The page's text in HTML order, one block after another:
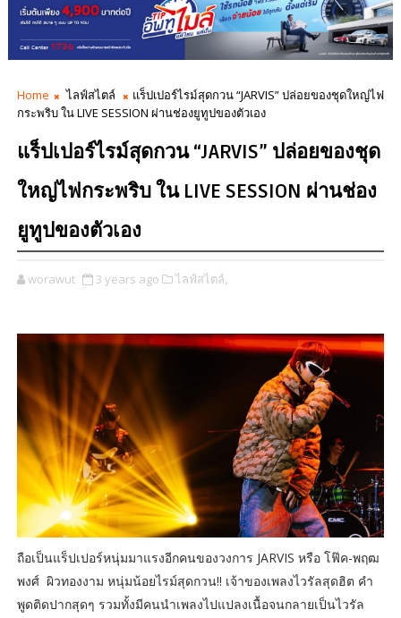
Home ไลฟ์สไตล์
แร็ปเปอร์ไรม์สุดกวน “JARVIS” ปล่อยของชุดใหญ่ไฟ
กระพริบ ใน LIVE SESSION ผ่านช่องยูทูปของตัวเอง
แร็ปเปอร์ไรม์สุดกวน “JARVIS” ปล่อยของชุด
ใหญ่ไฟกระพริบ ใน LIVE SESSION ผ่านช่อง
ยูทูปของตัวเอง
worawut 3 years ago ไลฟ์สไตล์,
ถือเป็นแร็ปเปอร์หนุ่มมาแรงอีกคนของวงการ JARVIS หรือ โฟ๊ค-พฤฒ
พงศ์ ผิวทองงาม หนุ่มน้อยไรม์สุดกวน!! เจ้าของเพลงไวรัลสุดฮิต คำ
พูดติดปากสุดๆ รวมทั้งมีคนนำเพลงไปแปลงเนื้อจนกลายเป็นไวรัล